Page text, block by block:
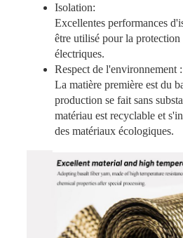
Isolation:
Excellentes performances
être utilisé pour la protection
électriques.
Respect de l'environnement :
La matière première est du
production se fait sans
matériau est recyclable et
des matériaux écologiques.